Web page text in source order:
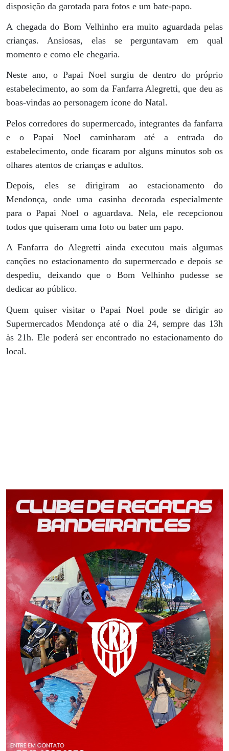
disposição da garotada para fotos e um bate-papo.
A chegada do Bom Velhinho era muito aguardada pelas
crianças. Ansiosas, elas se perguntavam em qual
momento e como ele chegaria.
Neste ano, o Papai Noel surgiu de dentro do próprio
estabelecimento, ao som da Fanfarra Alegretti, que deu as
boas-vindas ao personagem ícone do Natal.
Pelos corredores do supermercado, integrantes da fanfarra
e o Papai Noel caminharam até a entrada do
estabelecimento, onde ficaram por alguns minutos sob os
olhares atentos de crianças e adultos.
Depois, eles se dirigiram ao estacionamento do
Mendonça, onde uma casinha decorada especialmente
para o Papai Noel o aguardava. Nela, ele recepcionou
todos que quiseram uma foto ou bater um papo.
A Fanfarra do Alegretti ainda executou mais algumas
canções no estacionamento do supermercado e depois se
despediu, deixando que o Bom Velhinho pudesse se
dedicar ao público.
Quem quiser visitar o Papai Noel pode se dirigir ao
Supermercados Mendonça até o dia 24, sempre das 13h
às 21h. Ele poderá ser encontrado no estacionamento do
local.